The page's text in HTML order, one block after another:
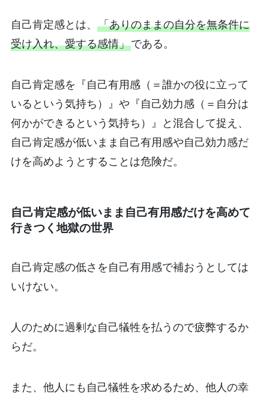
自己肯定感とは、 「ありのままの自分を無条件に
受け入れ、愛する感情」である。
自己肯定感を『自己有用感（＝誰かの役に立って
いるという気持ち）』や『自己効力感（＝自分は
何かができるという気持ち）』と混合して捉え、
自己肯定感が低いまま自己有用感や自己効力感だ
けを高めようとすることは危険だ。
自己肯定感が低いまま自己有用感だけを高めて
行きつく地獄の世界
自己肯定感の低さを自己有用感で補おうとしては
いけない。
人のために過剰な自己犠牲を払うので疲弊するか
らだ。
また、他人にも自己犠牲を求めるため、他人の幸